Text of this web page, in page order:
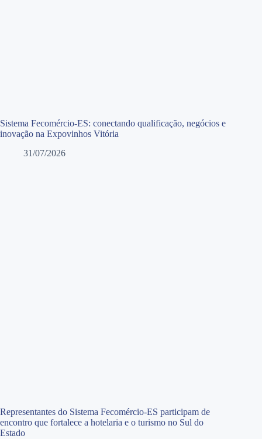
Sistema Fecomércio-ES: conectando qualificação, negócios e
inovação na Expovinhos Vitória
31/07/2026
Representantes do Sistema Fecomércio-ES participam de
encontro que fortalece a hotelaria e o turismo no Sul do
Estado